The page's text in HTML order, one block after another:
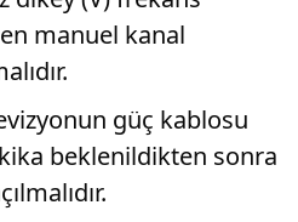
manuel kanal
güç kablosu
beklenildikten sonra